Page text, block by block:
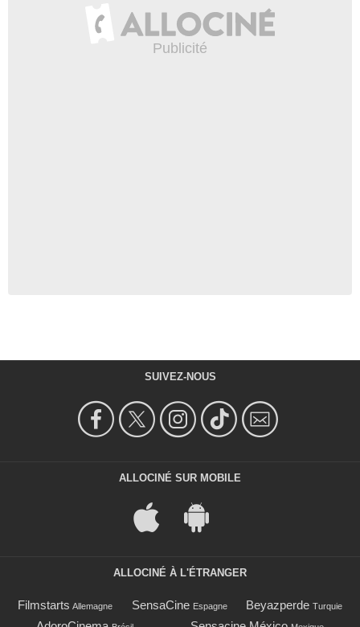
SUIVEZ-NOUS
ALLOCINÉ SUR MOBILE
ALLOCINÉ À L'ÉTRANGER
Filmstarts Allemagne SensaCine Espagne Beyazperde Turquie